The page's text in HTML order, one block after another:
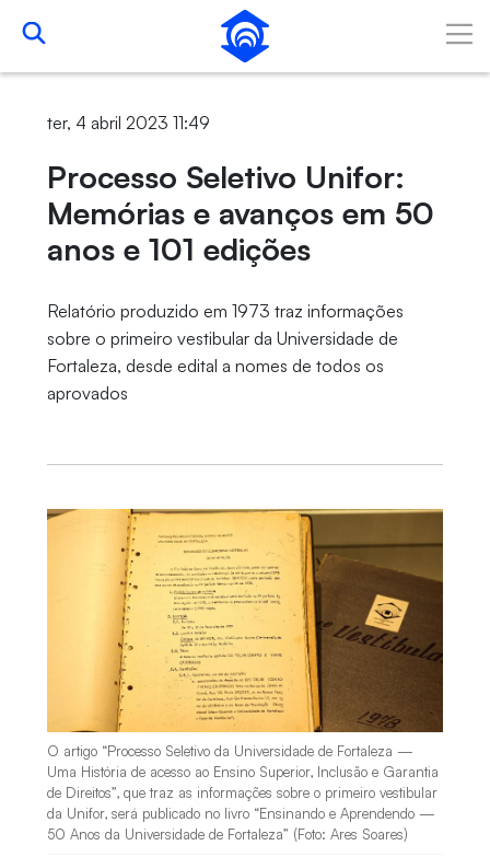
Pular para o Conteúdo principal
ter, 4 abril 2023 11:49
Processo Seletivo Unifor:
Memórias e avanços em 50
anos e 101 edições
Relatório produzido em 1973 traz informações
sobre o primeiro vestibular da Universidade de
Fortaleza, desde edital a nomes de todos os
aprovados
O artigo “Processo Seletivo da Universidade de Fortaleza —
Uma História de acesso ao Ensino Superior, Inclusão e Garantia
de Direitos”, que traz as informações sobre o primeiro vestibular
da Unifor, será publicado no livro “Ensinando e Aprendendo —
50 Anos da Universidade de Fortaleza” (Foto: Ares Soares)